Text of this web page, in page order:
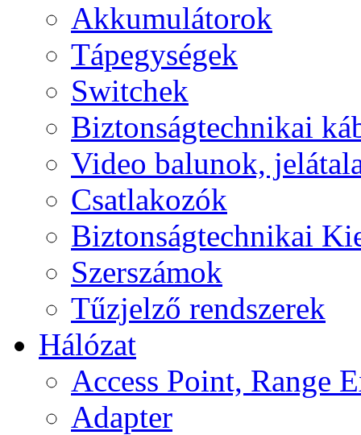
Akkumulátorok
Tápegységek
Switchek
Biztonságtechnikai
Video balunok,
Csatlakozók
Biztonságtechnikai
Szerszámok
Tűzjelző rendszerek
Hálózat
Access Point, Range
Adapter